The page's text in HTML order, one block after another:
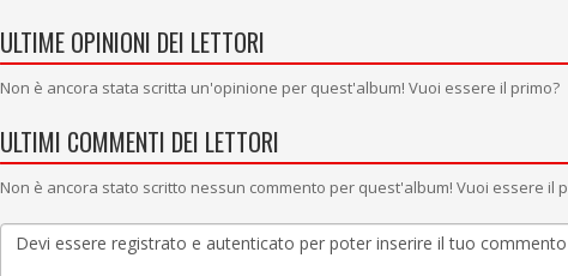
ULTIME OPINIONI DEI LETTORI
Non è ancora stata scritta un'opinione per quest'album! Vuoi essere il primo?
ULTIMI COMMENTI DEI LETTORI
Non è ancora stato scritto nessun commento per quest'album! Vuoi essere il